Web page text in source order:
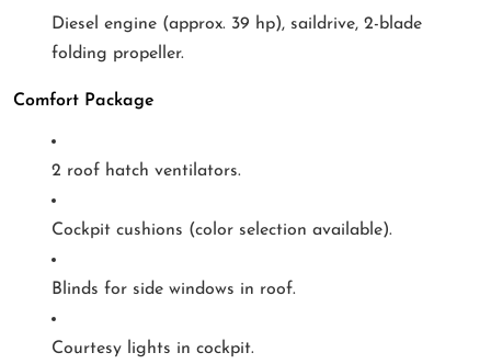
Diesel engine (approx. 39 hp), saildrive, 2-blade
folding propeller.
Comfort Package
2 roof hatch ventilators.
Cockpit cushions (color selection available).
Blinds for side windows in roof.
Courtesy lights in cockpit.